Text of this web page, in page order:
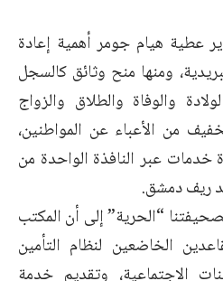
عطية هيام جومر أهمية إعادة
ومنها منح وثائق كالسجل
والوفاة والطلاق والزواج
من الأعباء عن المواطنين،
عبر النافذة الواحدة من
ريف دمشق.
“الحرية” إلى أن المكتب
الخاضعين لنظام التأمين